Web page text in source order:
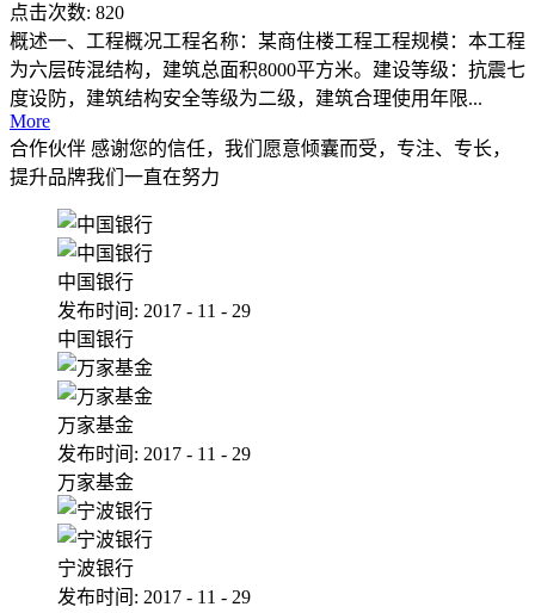
点击次数: 820
概述一、工程概况工程名称：某商住楼工程工程规模：本工程
为六层砖混结构，建筑总面积8000平方米。建设等级：抗震七
度设防，建筑结构安全等级为二级，建筑合理使用年限...
More
合作伙伴 感谢您的信任，我们愿意倾囊而受，专注、专长，
提升品牌我们一直在努力
中国银行
发布时间: 2017 - 11 - 29
中国银行
万家基金
发布时间: 2017 - 11 - 29
万家基金
宁波银行
发布时间: 2017 - 11 - 29